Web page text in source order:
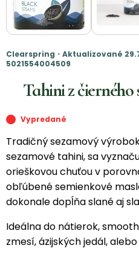
Clearspring・Aktualizované
5021554004509
Tahini z čierného
Vypredané
Tradičný sezamový
sezamové tahini, sa
orieškovou chuťou v
obľúbené semienkové
dokonale dopĺňa slané aj
Ideálna do nátierok,
zmesí, ázijských jedál,